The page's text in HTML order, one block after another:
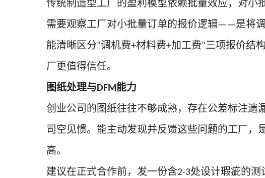
传统制造型工厂的盈利模型依赖批量效应，对小
需要观察工厂对小批量订单的报价逻辑——是将
能清晰区分"调机费+材料费+加工费"三项报价结
厂更值得信任。
图纸处理与DFM能力
创业公司的图纸往往不够成熟，存在公差标注遗
司空见惯。能主动发现并反馈这些问题的工厂，
高。
建议在正式合作前，发一份含2-3处设计瑕疵的测